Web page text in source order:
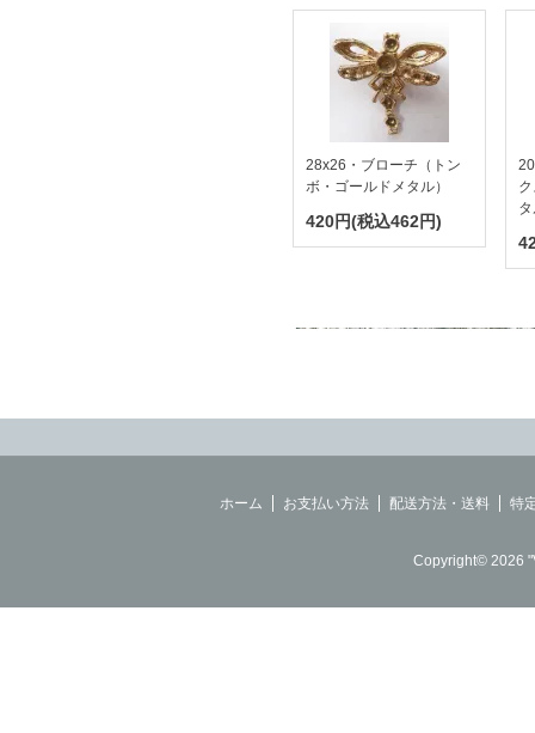
28x26・ブローチ（トン
ボ・ゴールドメタル）
420円(税込462円)
ホーム お支払い方法 配送方法・送料 特
Copyright© 2026